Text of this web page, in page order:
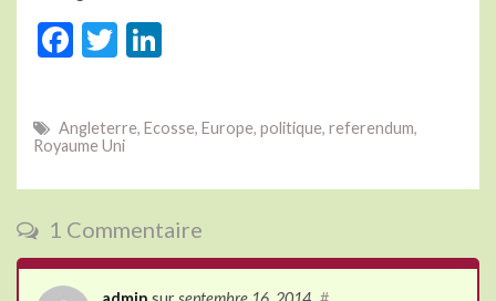
F
e
b
o
o
k
T
itt
er dI
n
Angleterre, Ecosse, Europe, politique, referendum,
Royaume Uni
1 Commentaire